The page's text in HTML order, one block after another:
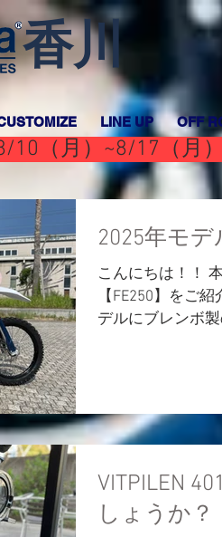
香川
LINE UP OFF
10（月）~8/17（月
2025年モ
こんにちは！！
【FE250】をご
デルにブレンボ
VITPILEN
しょうか？